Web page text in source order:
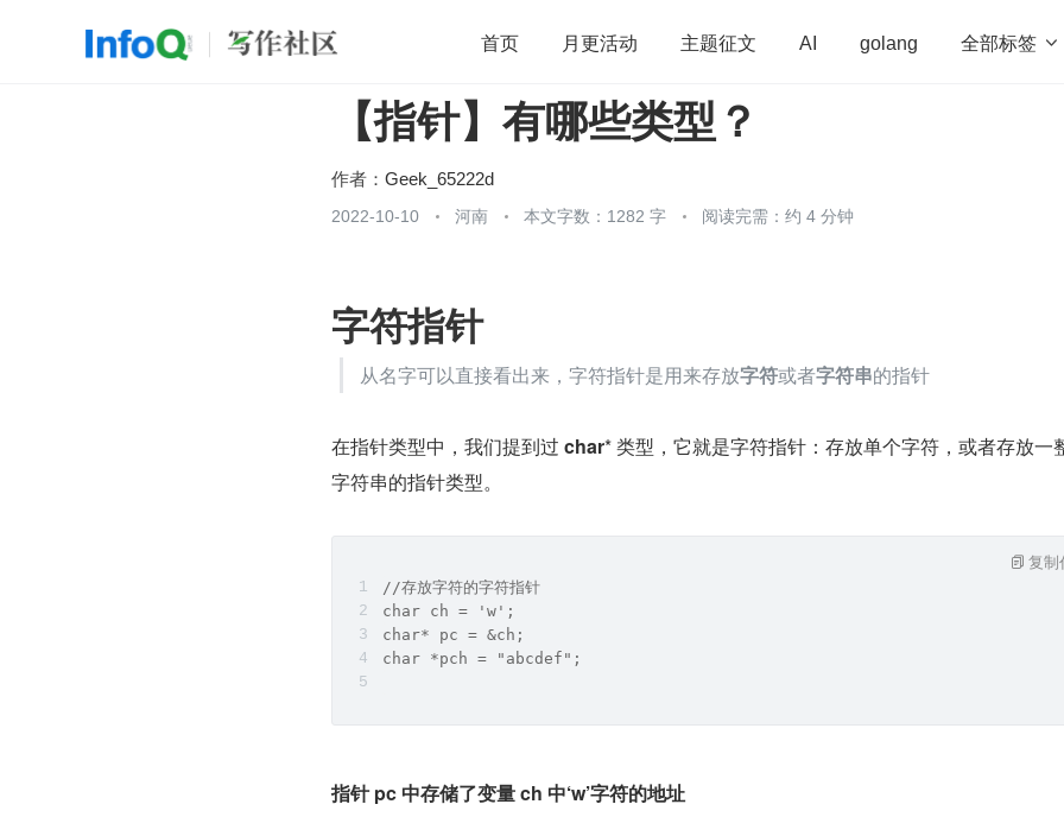
首页 月更活动 主题征文 AI golang 全部标签 
架构 OpenHarmony 算法
【指针】有哪些类型？
作者： Geek_65222d
2022-10-10 河南 本文字数：1282 字 阅读完需：约 4 分钟
字符指针
从名字可以直接看出来，字符指针是用来存放字符或者字符串的指针
在指针类型中，我们提到过 char* 类型，它就是字符指针：存放单个字符，或者存放一
字符串的指针类型。
//存放字符的字符指针
char ch = 'w';
char* pc = &ch;
char *pch = "abcdef";
复制
指针 pc 中存储了变量 ch 中‘w’字符的地址